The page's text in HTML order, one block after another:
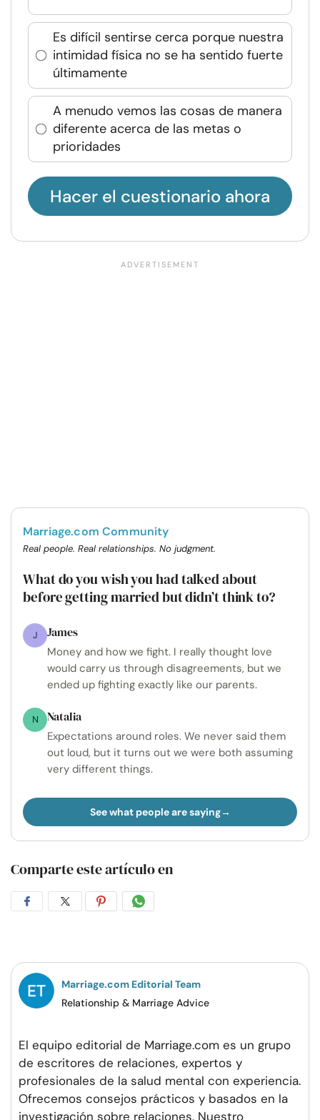
Es difícil sentirse cerca porque nuestra
intimidad física no se ha sentido fuerte
últimamente
A menudo vemos las cosas de manera
diferente acerca de las metas o
prioridades
Hacer el cuestionario ahora
Marriage.com Community
Real people. Real relationships. No judgment.
What do you wish you had talked about
before getting married but didn’t think to?
J James
Money and how we fight. I really thought love
would carry us through disagreements, but we
ended up fighting exactly like our parents.
N Natalia
Expectations around roles. We never said them
out loud, but it turns out we were both assuming
very different things.
See what people are saying
Comparte este artículo en
CompartirCompartirCompartirCompartir
Marriage.com Editorial Team
Relationship & Marriage Advice
El equipo editorial de Marriage.com es un grupo
de escritores de relaciones, expertos y
profesionales de la salud mental con experiencia.
Ofrecemos consejos prácticos y basados en la
investigación sobre relaciones. Nuestro